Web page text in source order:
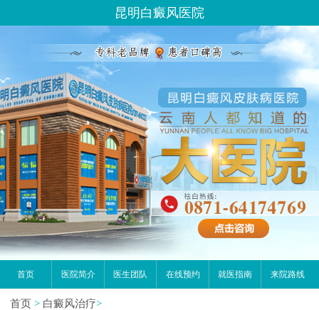
昆明白癜风医院
首页 医院简介 医生团队 在线预约 就医指南 来院路线
首页 > 白癜风治疗>
您好,这里是在线预约挂号平台！